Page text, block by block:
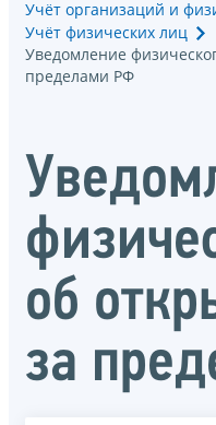
Учёт организаций и
Учёт физических лиц
Уведомление
пределами РФ
об
за